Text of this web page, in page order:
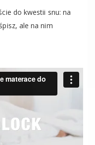
do kwestii snu: na
ale na nim